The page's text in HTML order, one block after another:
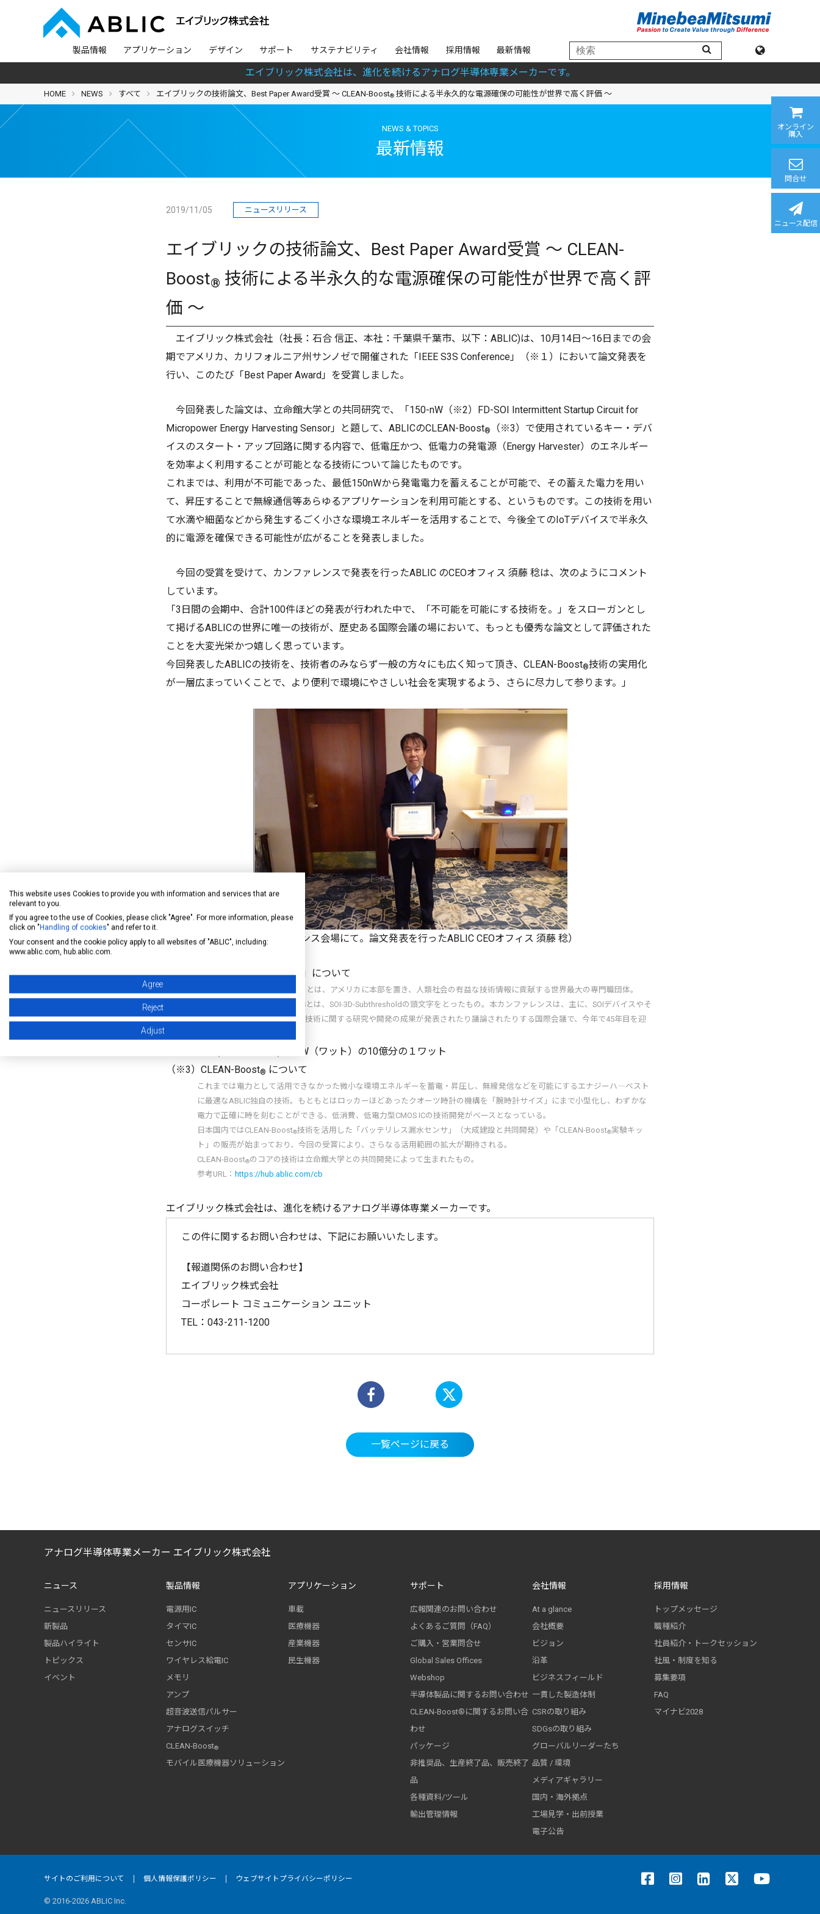
製品情報 アプリケーション デザイン サポート サステナビリティ 会社情報 採用情報 最新情報
エイブリック株式会社は、進化を続けるアナログ半導体専業メーカーです。
HOME NEWS すべて エイブリックの技術論文、Best Paper Award受賞 ～ CLEAN-Boost® 技術による半永久的な電源確保の可能性が世界で高く評価 ～
オンライン
購入
問合せ
ニュース配信
NEWS & TOPICS
最新情報
2019/11/05 ニュースリリース
エイブリックの技術論文、Best Paper Award受賞 ～ CLEAN-
Boost® 技術による半永久的な電源確保の可能性が世界で高く評
価 ～
エイブリック株式会社（社長：石合 信正、本社：千葉県千葉市、以下：ABLIC)は、10月14日～16日までの会
期でアメリカ、カリフォルニア州サンノゼで開催された「IEEE S3S Conference」（※１）において論文発表を
行い、このたび「Best Paper Award」を受賞しました。
今回発表した論文は、立命館大学との共同研究で、「150-nW（※2）FD-SOI Intermittent Startup Circuit for
Micropower Energy Harvesting Sensor」と題して、ABLICのCLEAN-Boost®
（※3）で使用されているキー・デバ
イスのスタート・アップ回路に関する内容で、低電圧かつ、低電力の発電源（Energy Harvester）のエネルギー
を効率よく利用することが可能となる技術について論じたものです。
これまでは、利用が不可能であった、最低150nWから発電電力を蓄えることが可能で、その蓄えた電力を用い
て、昇圧することで無線通信等あらゆるアプリケーションを利用可能とする、というものです。この技術を用い
て水滴や細菌などから発生するごく小さな環境エネルギーを活用することで、今後全てのIoTデバイスで半永久
的に電源を確保できる可能性が広がることを発表しました。
今回の受賞を受けて、カンファレンスで発表を行ったABLIC のCEOオフィス 須藤 稔は、次のようにコメント
しています。
「3日間の会期中、合計100件ほどの発表が行われた中で、「不可能を可能にする技術を。」をスローガンとし
て掲げるABLICの世界に唯一の技術が、歴史ある国際会議の場において、もっとも優秀な論文として評価された
ことを大変光栄かつ嬉しく思っています。
今回発表したABLICの技術を、技術者のみならず一般の方々にも広く知って頂き、CLEAN-Boost®技術の実用化
が一層広まっていくことで、より便利で環境にやさしい社会を実現するよう、さらに尽力して参ります。」
（カンファレンス会場にて。論文発表を行ったABLIC CEOオフィス 須藤 稔）
（※1）「IEEE S3S Conference」について
IEEE（アイ・トリプル・イー）とは、アメリカに本部を置き、人類社会の有益な技術情報に貢献する世界最大の専門職団体。
「IEEE S3S Conference」のS3Sとは、SOI-3D-Subthresholdの頭文字をとったもの。本カンファレンスは、主に、SOIデバイスやそ
の回路、及び、３D実装などの技術に関する研究や開発の成果が発表されたり議論されたりする国際会議で、今年で45年目を迎
（※2）nW (ナノ・ワット)：１W（ワット）の10億分の１ワット
（※3）CLEAN-Boost® について
これまでは電力として活用できなかった微小な環境エネルギーを蓄電・昇圧し、無線発信などを可能にするエナジーハ―ベスト
に最適なABLIC独自の技術。もともとはロッカーほどあったクオーツ時計の機構を「腕時計サイズ」にまで小型化し、わずかな
電力で正確に時を刻むことができる、低消費、低電力型CMOS ICの技術開発がベースとなっている。
日本国内ではCLEAN-Boost®技術を活用した「バッテリレス漏水センサ」（大成建設と共同開発）や「CLEAN-Boost®実験キッ
ト」の販売が始まっており、今回の受賞により、さらなる活用範囲の拡大が期待される。
CLEAN-Boost®のコアの技術は立命館大学との共同開発によって生まれたもの。
参考URL： https://hub.ablic.com/cb
エイブリック株式会社は、進化を続けるアナログ半導体専業メーカーです。
この件に関するお問い合わせは、下記にお願いいたします。
【報道関係のお問い合わせ】
エイブリック株式会社
コーポレート コミュニケーション ユニット
TEL：043-211-1200
一覧ページに戻る
アナログ半導体専業メーカー エイブリック株式会社
ニュース
ニュースリリース
新製品
製品ハイライト
トピックス
イベント
製品情報
電源用IC
タイマIC
センサIC
ワイヤレス給電IC
メモリ
アンプ
超音波送信パルサー
アナログスイッチ
CLEAN-Boost®
モバイル医療機器ソリューション
アプリケーション
車載
医療機器
産業機器
民生機器
サポート
広報関連のお問い合わせ
よくあるご質問（FAQ）
ご購入・営業問合せ
Global Sales Offices
Webshop
半導体製品に関するお問い合わせ
CLEAN-Boost®に関するお問い合
わせ
パッケージ
非推奨品、生産終了品、販売終了
品
各種資料/ツール
輸出管理情報
会社情報
At a glance
会社概要
ビジョン
沿革
ビジネスフィールド
一貫した製造体制
CSRの取り組み
SDGsの取り組み
グローバルリーダーたち
品質 / 環境
メディアギャラリー
国内・海外拠点
工場見学・出前授業
電子公告
採用情報
トップメッセージ
職種紹介
社員紹介・トークセッション
社風・制度を知る
募集要項
FAQ
マイナビ2028
サイトのご利用について 個人情報保護ポリシー ウェブサイトプライバシーポリシー
© 2016-2026 ABLIC Inc.
This website uses Cookies to provide you with information and services that are
relevant to you.
If you agree to the use of Cookies, please click "Agree". For more information, please
click on "Handling of cookies" and refer to it.
Your consent and the cookie policy apply to all websites of "ABLIC", including:
www.ablic.com, hub.ablic.com.
Agree
Reject
Adjust